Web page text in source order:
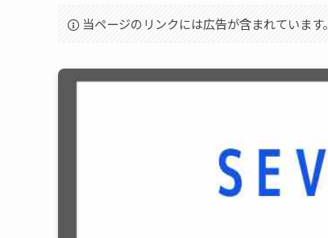
当ページのリンクには広告が含まれています。